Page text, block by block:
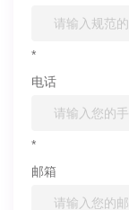
*
电话
*
邮箱